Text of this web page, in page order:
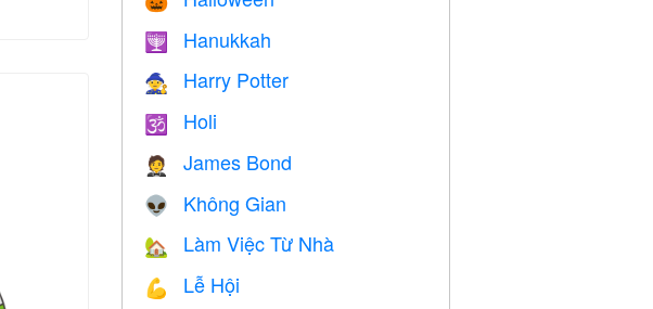
🕎 Hanukkah
🧙 Harry Potter
🕉 Holi
🤵 James Bond
👽 Không Gian
🏡 Làm Việc Từ Nhà
💪 Lễ Hội